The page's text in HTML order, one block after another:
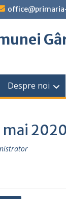
Despre noi
mai 2020